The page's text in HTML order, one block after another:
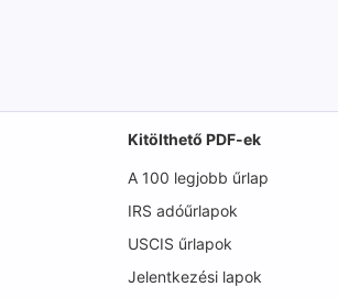
Kitölthető PDF-ek
A 100 legjobb űrlap
IRS adóűrlapok
USCIS űrlapok
Jelentkezési lapok